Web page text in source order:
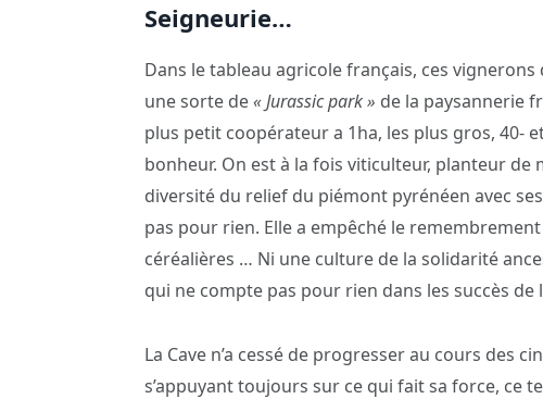
Seigneurie…
Dans le tableau agricole français, ces
une sorte de« Jurassic park » de la paysannerie
plus petit coopérateur a 1ha, les plus gros, 40-
bonheur. On est à la fois viticulteur, planteur de
diversité du relief du piémont pyrénéen avec
pas pour rien. Elle a empêché le
céréalières … Ni une culture de la solidarité
qui ne compte pas pour rien dans les succès de
La Cave n’a cessé de progresser au cours des
s’appuyant toujours sur ce qui fait sa force, ce